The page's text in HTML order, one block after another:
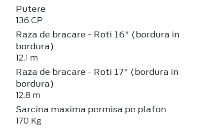
Putere
136 CP
Raza de bracare - Roti 16" (bordura in
bordura)
12.1 m
Raza de bracare - Roti 17" (bordura in
bordura)
12.8 m
Sarcina maxima permisa pe plafon
170 Kg